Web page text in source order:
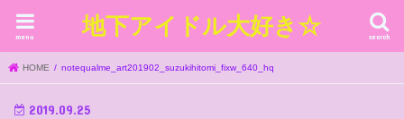
地下アイドル大好き☆ search
menu
HOME notequalme_art201902_suzukihitomi_fixw_640_hq
2019.09.25